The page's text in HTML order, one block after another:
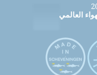
العالمي